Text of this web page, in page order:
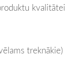
kvalitātei
treknākie)